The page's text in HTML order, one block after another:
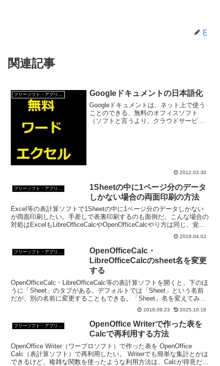
F
関連記事
フリーソフト・アプリ・Webサービス Googleドキュメントの日本語化
Googleドキュメントは、ネット上で使う
ことのできる、無料のオフィスソフト
（ソフトと言うより、クラウドサービス
2012.03.30
1Sheetの中に1ページ分のデータ
しかない場合の両面印刷の方法
Excel等の表計算ソフトで1Sheetの中に1ページ分のデータしかない
が両面印刷したい。手差しで表裏印刷するのも面倒だ。こんな場合の
対処はExcelもLibreOfficeCalcやOpenOfficeCalcやり方は同じ、覚え
2019.04.02
フリーソフト・アプリ・Webサービス
OpenOfficeCalc・
LibreOfficeCalcのsheet名を変更
する
OpenOfficeCalc・LibreOfficeCalc等の表計算ソフトを開くと、下のほ
うに「Sheet」のタブがある。デフォルトでは「Sheet」という名前
だが、別の名前に変更することもできる。「Sheet」名を変えてみよ
2018.09.23 2025.10.18
OpenOffice Writerで作った表を
Calcで再利用する方法
OpenOffice Writer（ワープロソフト）で作った表を OpenOffice
Calc（表計算ソフト）で再利用したい。 Writerでも簡単な集計とかは
できるけど、複雑な関数を使ったような利用方法は、Calcが得意だも